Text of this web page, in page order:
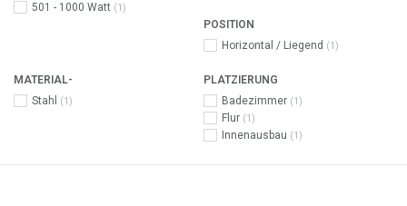
501 - 1000 Watt (1)
POSITION
Horizontal / Liegend (1)
MATERIAL-
Stahl
(1)
PLATZIERUNG
Badezimmer (1)
Flur (1)
Innenausbau (1)